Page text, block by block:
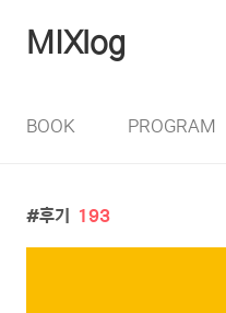
MIXlog
BOOK PROGRAM
후기 193